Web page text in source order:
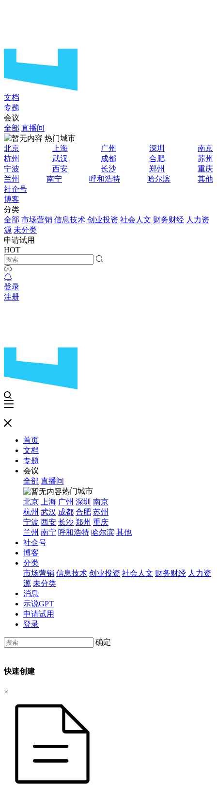
文档
专题
会议
全部 直播间
热门城市
北京
上海 广州 深圳
南京
杭州
武汉 成都 合肥
苏州
宁波
西安 长沙 郑州
重庆
兰州
南宁 呼和浩特 哈尔滨
其他
社企号
博客
分类
全部 市场营销 信息技术 创业投资 社会人文 财务财经 人力资
源 未分类
申请试用
HOT
登录
注册
首页
文档
专题
会议
全部 直播间
热门城市
北京
上海 广州 深圳 南京
杭州 武汉 成都 合肥 苏州
宁波 西安 长沙 郑州 重庆
兰州 南宁 呼和浩特 哈尔滨 其他
社企号
博客
分类
市场营销 信息技术 创业投资 社会人文 财务财经 人力资
源 未分类
消息
示说GPT
申请试用
登录
确定
快速创建
×